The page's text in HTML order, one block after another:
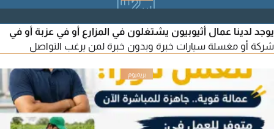
يوجد لدينا عمال أثيوبيون يشتغلون في المزارع أو في عزبة أو في
شركة أو مغسلة سيارات خبرة وبدون خبرة لمن يرغب التواصل